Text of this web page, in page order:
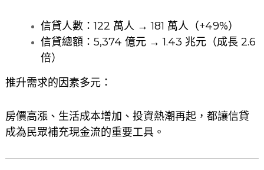
信貸人數：122 萬人 → 181 萬人（+49%）
信貸總額：5,374 億元 → 1.43 兆元（成長 2.6
倍）
推升需求的因素多元：
房價高漲、生活成本增加、投資熱潮再起，都讓信貸
成為民眾補充現金流的重要工具。